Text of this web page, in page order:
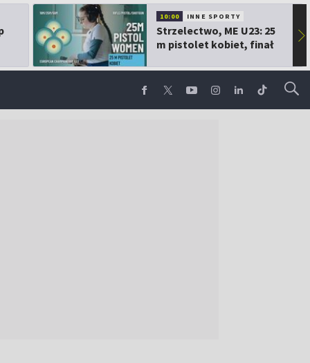
10:00 INNE SPORTY
Strzelectwo, ME U23: 25
m pistolet kobiet, finał
▶